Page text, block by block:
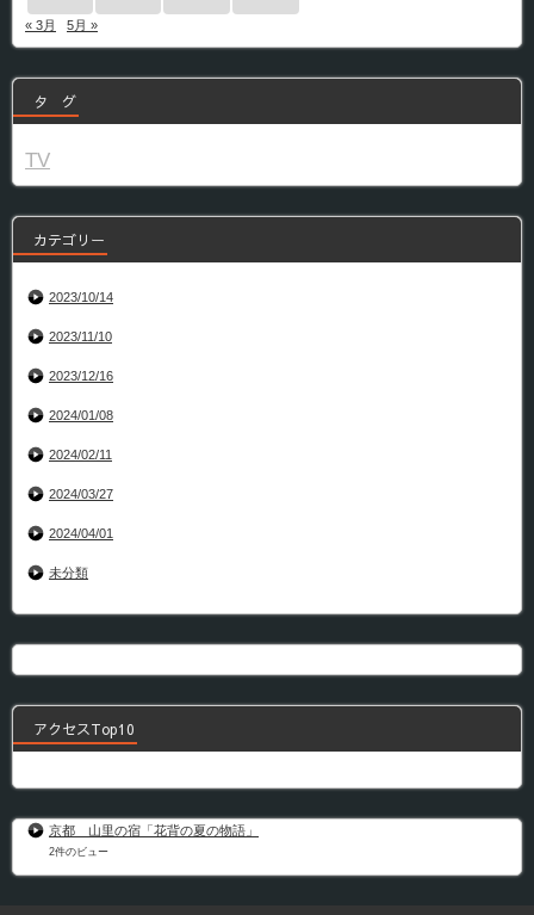
« 3月 5月 »
タ グ
TV
カテゴリー
2023/10/14
2023/11/10
2023/12/16
2024/01/08
2024/02/11
2024/03/27
2024/04/01
未分類
アクセスTop10
京都 山里の宿「花背の夏の物語」
2件のビュー